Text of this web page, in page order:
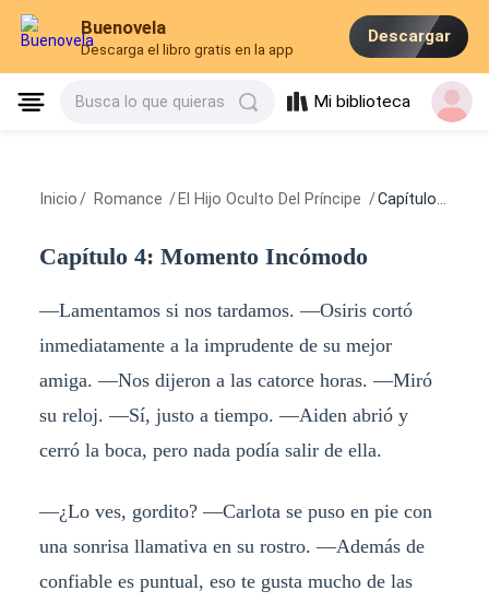
Buenovela
Descarga el libro gratis en la app
Descargar
Busca lo que quieras Mi biblioteca
Inicio / Romance / El Hijo Oculto Del Príncipe /Capítulo 4: Momento Incómodo
Capítulo 4: Momento Incómodo
―Lamentamos si nos tardamos. ―Osiris cortó
inmediatamente a la imprudente de su mejor
amiga. ―Nos dijeron a las catorce horas. ―Miró
su reloj. ―Sí, justo a tiempo. ―Aiden abrió y
cerró la boca, pero nada podía salir de ella.
―¿Lo ves, gordito? ―Carlota se puso en pie con
una sonrisa llamativa en su rostro. ―Además de
confiable es puntual, eso te gusta mucho de las